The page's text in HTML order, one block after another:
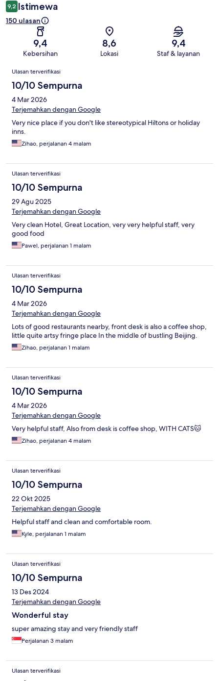
9,2 Istimewa
150 ulasan
9,4
Kebersihan
8,6
Lokasi
9,4
Staf & layanan
Ulasan
Ulasan terverifikasi
10/10 Sempurna
4 Mar 2026
Terjemahkan dengan Google
Very nice place if you don't like stereotypical Hiltons or holiday
inns.
Zihao, perjalanan 4 malam
Ulasan terverifikasi
10/10 Sempurna
29 Agu 2025
Terjemahkan dengan Google
Very clean Hotel, Great Location, very very helpful staff, very
good food
Pawel, perjalanan 1 malam
Ulasan terverifikasi
10/10 Sempurna
4 Mar 2026
Terjemahkan dengan Google
Lots of good restaurants nearby, front desk is also a coffee shop,
little quite artsy fringe place In the middle of bustling Beijing.
Zihao, perjalanan 1 malam
Ulasan terverifikasi
10/10 Sempurna
4 Mar 2026
Terjemahkan dengan Google
Very helpful staff, Also from desk is coffee shop, WITH CATS🐱
Zihao, perjalanan 4 malam
Ulasan terverifikasi
10/10 Sempurna
22 Okt 2025
Terjemahkan dengan Google
Helpful staff and clean and comfortable room.
Kyle, perjalanan 1 malam
Ulasan terverifikasi
10/10 Sempurna
13 Des 2024
Terjemahkan dengan Google
Wonderful stay
super amazing stay and very friendly staff
Perjalanan 3 malam
Ulasan terverifikasi